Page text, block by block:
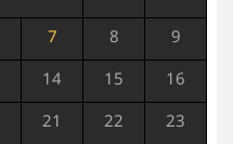
7 8 9
14 15 16
21 22 23